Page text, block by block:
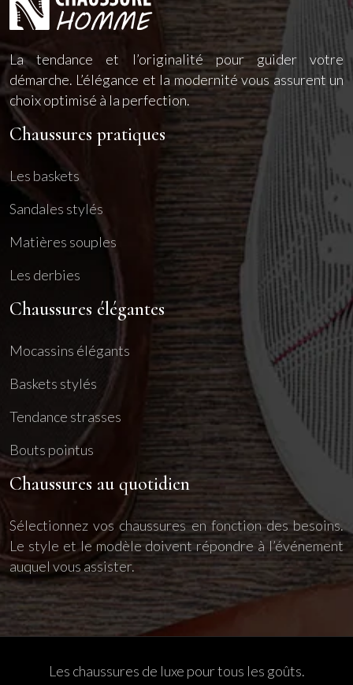
La tendance et l’originalité pour guider votre
démarche. L’élégance et la modernité vous assurent un
choix optimisé à la perfection.
Chaussures pratiques
Les baskets
Sandales stylés
Matières souples
Les derbies
Chaussures élégantes
Mocassins élégants
Baskets stylés
Tendance strasses
Bouts pointus
Chaussures au quotidien
Sélectionnez vos chaussures en fonction des besoins.
Le style et le modèle doivent répondre à l’événement
auquel vous assister.
Les chaussures de luxe pour tous les goûts.